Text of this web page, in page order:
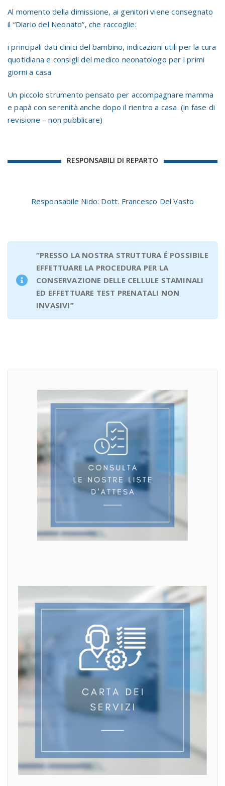
Al momento della dimissione, ai genitori viene consegnato
il “Diario del Neonato”, che raccoglie:
i principali dati clinici del bambino, indicazioni utili per la cura
quotidiana e consigli del medico neonatologo per i primi
giorni a casa
Un piccolo strumento pensato per accompagnare mamma
e papà con serenità anche dopo il rientro a casa. (in fase di
revisione – non pubblicare)
RESPONSABILI DI REPARTO
Responsabile Nido: Dott. Francesco Del Vasto
“PRESSO LA NOSTRA STRUTTURA É POSSIBILE
EFFETTUARE LA PROCEDURA PER LA
CONSERVAZIONE DELLE CELLULE STAMINALI
ED EFFETTUARE TEST PRENATALI NON
INVASIVI”